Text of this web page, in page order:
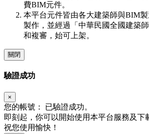
費BIM元件。
本平台元件皆由各大建築師與BIM
製作，並經過「中華民國全國建築
和複審，始可上架。
關閉
驗證成功
×
您的帳號：
已驗證成功。
即刻起，你可以開始使用本平台服務及下
祝您使用愉快！